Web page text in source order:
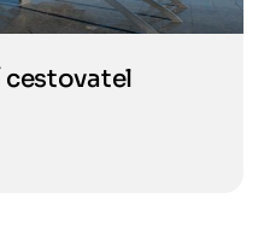
cestovatel